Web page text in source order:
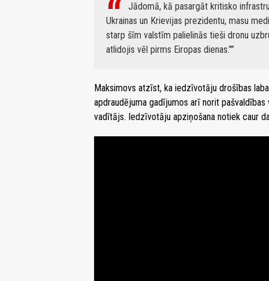
Jādomā, kā pasargāt kritisko
Ukrainas un Krievijas prezidentu, masu
starp šīm valstīm palielinās tieši dronu
atlidojis vēl pirms Eiropas dienas.”
Maksimovs atzīst, ka iedzīvotāju drošības
apdraudējuma gadījumos arī norit
vadītājs. Iedzīvotāju apziņošana notiek caur